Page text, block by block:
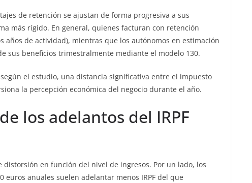
de retención se ajustan de forma progresiva a sus
más rígido. En general, quienes facturan con retención
años de actividad), mientras que los autónomos en estimación
sus beneficios trimestralmente mediante el modelo 130.
el estudio, una distancia significativa entre el impuesto
la percepción económica del negocio durante el año.
los adelantos del IRPF
en función del nivel de ingresos. Por un lado, los
euros anuales suelen adelantar menos IRPF del que